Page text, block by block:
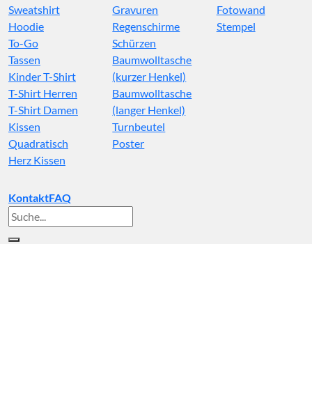
Sweatshirt
Hoodie
To-Go
Gravuren
Regenschirme
Schürzen
Fotowand
Stempel
Tassen
Kinder T-Shirt
T-Shirt Herren
T-Shirt Damen
Kissen
Quadratisch
Herz Kissen
Baumwolltasche
(kurzer Henkel)
Baumwolltasche
(langer Henkel)
Turnbeutel
Poster
KontaktFAQ
Suche
nach: